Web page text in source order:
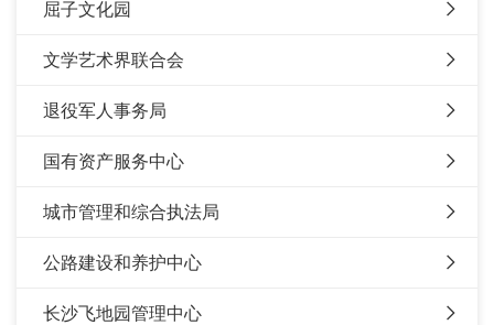
屈子文化园
文学艺术界联合会
退役军人事务局
国有资产服务中心
城市管理和综合执法局
公路建设和养护中心
长沙飞地园管理中心